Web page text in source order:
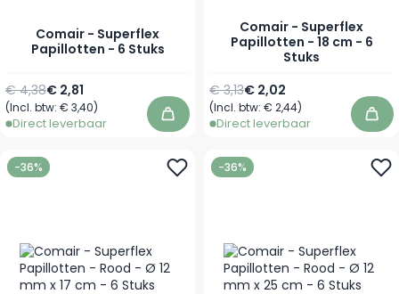
Comair - Superflex
Papillotten - 6 Stuks
Vanaf
€ 2,81
Normale prijs
€ 4,38
(Incl. btw: € 3,40)
Direct leverbaar In winkelwagen
Comair - Superflex
Papillotten - 18 cm - 6
Stuks
Vanaf
€ 2,02
Normale prijs
€ 3,13
(Incl. btw: € 2,44)
Direct leverbaar In
-36% -36%